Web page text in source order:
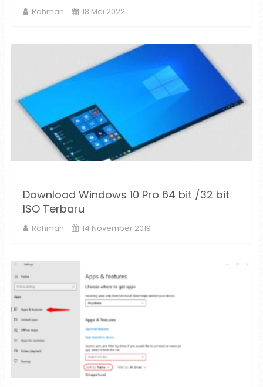
Rohman 18 Mei 2022
Download Windows 10 Pro 64 bit /32 bit
ISO Terbaru
Rohman 14 November 2019